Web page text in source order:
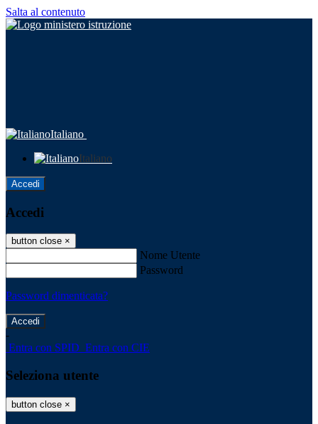
Salta al contenuto
Italiano
Italiano
Accedi
Accedi
button close ×
Nome Utente
Password
Password dimenticata?
-
Entra con SPID Entra con CIE
Seleziona utente
button close ×